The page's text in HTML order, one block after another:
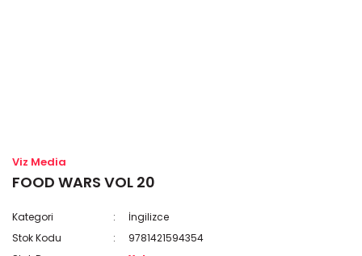
Viz Media
FOOD WARS VOL 20
Kategori
İngilizce
Stok Kodu
9781421594354